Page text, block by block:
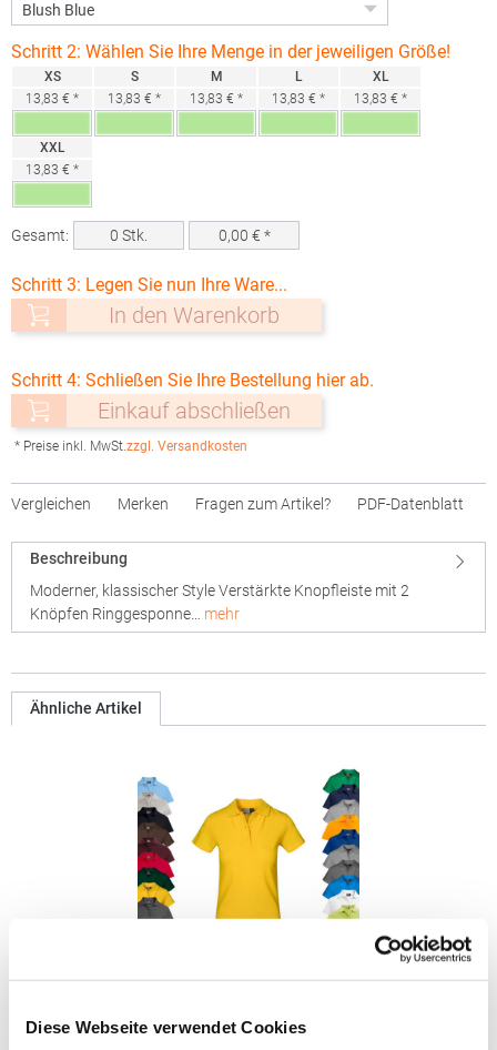
Diese Webseite verwendet Cookies
Schritt 2: Wählen Sie Ihre Menge in der jeweiligen Größe!
XS
13,83 € *
S
13,83 € *
M
13,83 € *
L
13,83 € *
XL
13,83 € *
XXL
13,83 € *
Gesamt: 0 Stk. 0,00 € *
Schritt 3: Legen Sie nun Ihre Ware...
In den Warenkorb
Schritt 4: Schließen Sie Ihre Bestellung hier ab.
Einkauf abschließen
* Preise inkl. MwSt.zzgl. Versandkosten
Vergleichen Merken Fragen zum Artikel? PDF-Datenblatt
Beschreibung
Moderner, klassischer Style Verstärkte Knopfleiste mit 2
Knöpfen Ringgesponne… mehr
Ähnliche Artikel